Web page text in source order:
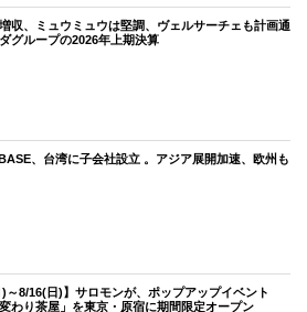
収、ミュウミュウは堅調、ヴェルサーチェも計画通
グループの2026年上期決算
、台湾に子会社設立 。アジア展開加速、欧州も
)～8/16(日)】サロモンが、ポップアップイベント
変わり茶屋」を東京・原宿に期間限定オープン